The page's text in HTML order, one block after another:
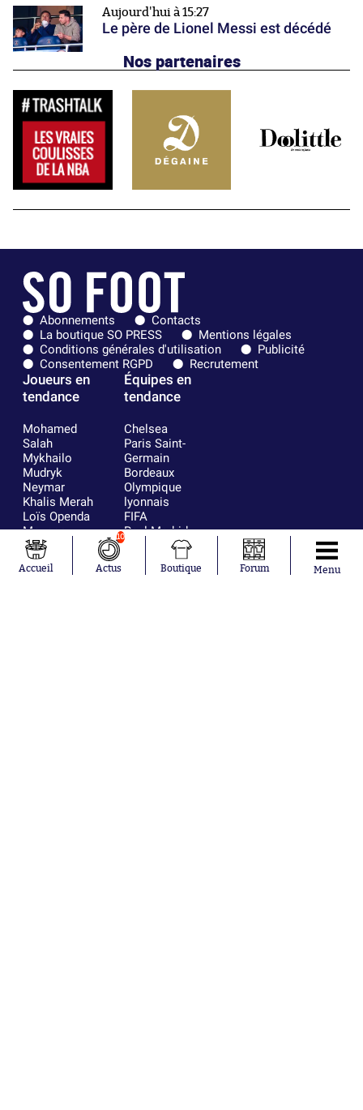
Aujourd'hui à 15:27
Le père de Lionel Messi est décédé
Nos partenaires
Abonnements
Contacts
La boutique SO PRESS
Mentions légales
Conditions générales d'utilisation
Publicité
Consentement RGPD
Recrutement
Joueurs en
tendance
Mohamed
Salah
Mykhailo
Mudryk
Neymar
Khalis Merah
Loïs Openda
Moussa
Niakhaté
Nicolás
Tagliafico
Équipes en
tendance
Chelsea
Paris Saint-
Germain
Bordeaux
Olympique
lyonnais
FIFA
Real Madrid
RC Strasbourg
France
Accueil
10
Actus Boutique Forum Menu